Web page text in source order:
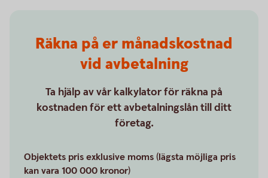
Räkna på er månadskostnad
vid avbetalning
Ta hjälp av vår kalkylator för räkna på
kostnaden för ett avbetalningslån till ditt
företag.
Objektets pris exklusive moms (lägsta möjliga pris
kan vara 100 000 kronor)